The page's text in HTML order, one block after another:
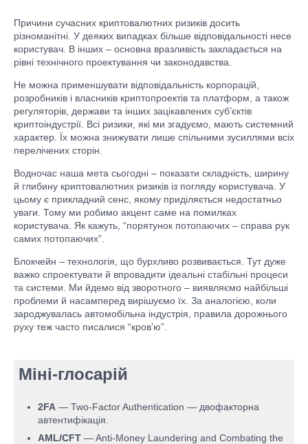
Причини сучасних криптовалютних ризиків досить
різноманітні. У деяких випадках більше відповідальності несе
користувач. В інших – основна вразливість закладається на
рівні технічного проектування чи законодавства.
Не можна применшувати відповідальність корпорацій,
розробників і власників криптопроектів та платформ, а також
регуляторів, держави та інших зацікавлених суб’єктів
криптоіндустрії. Всі ризики, які ми згадуємо, мають системний
характер. Їх можна знижувати лише спільними зусиллями всіх
перелічених сторін.
Водночас наша мета сьогодні – показати складність, ширину
й глибину криптовалютних ризиків із погляду користувача. У
цьому є прикладний сенс, якому приділяється недостатньо
уваги. Тому ми робимо акцент саме на помилках
користувача. Як кажуть, “порятунок потопаючих – справа рук
самих потопаючих”.
Блокчейн – технологія, що бурхливо розвивається. Тут дуже
важко спроектувати й впровадити ідеальні стабільні процеси
та системи. Ми йдемо від зворотного – виявляємо найбільші
проблеми й насамперед вирішуємо їх. За аналогією, коли
зароджувалась автомобільна індустрія, правила дорожнього
руху теж часто писалися “кров’ю”.
Міні-глосарій
2FA — Two-Factor Authentication — двофакторна
автентифікація.
AML/CFT — Anti-Money Laundering and Combating the